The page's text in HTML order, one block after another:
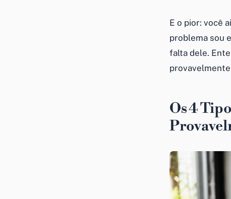
E o pior: você
problema sou
falta dele.
Os 4